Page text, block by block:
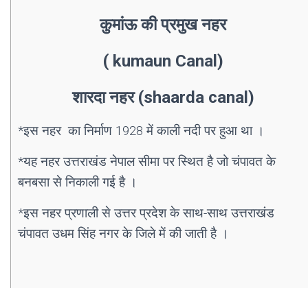
कुमांऊ की प्रमुख नहर
( kumaun Canal)
शारदा नहर (shaarda canal)
*इस नहर का निर्माण 1928 में काली नदी पर हुआ था ।
*यह नहर उत्तराखंड नेपाल सीमा पर स्थित है जो चंपावत के
बनबसा से निकाली गई है ।
*इस नहर प्रणाली से उत्तर प्रदेश के साथ-साथ उत्तराखंड
चंपावत उधम सिंह नगर के जिले में की जाती है ।